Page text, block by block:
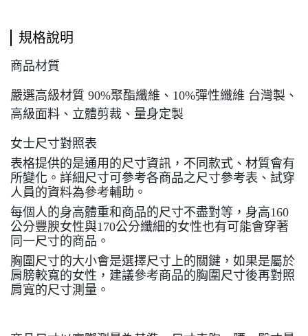
規格說明
商品材質
嚴選高級材質 90%聚酯纖維、10%彈性纖維 台灣製、
高級面料、立體剪裁、量身定製
女士尺寸對照表
表格提供的是通用的尺寸資訊，不同款式、材質會有
所變化。詳細尺寸可參考各商品之尺寸參考表、試穿
人員的資料為參考輔助。
每個人的身高體重和商品的尺寸不盡對等，身高160
公分豐腴女性與170公分纖細的女性也有可能會穿著
同一尺寸的商品。
胸圍尺寸的大小會是選擇尺寸上的關鍵，如果是屬於
肩膀較寬的女性，建議參考商品的胸圍尺寸後再對照
肩寬的尺寸測量。